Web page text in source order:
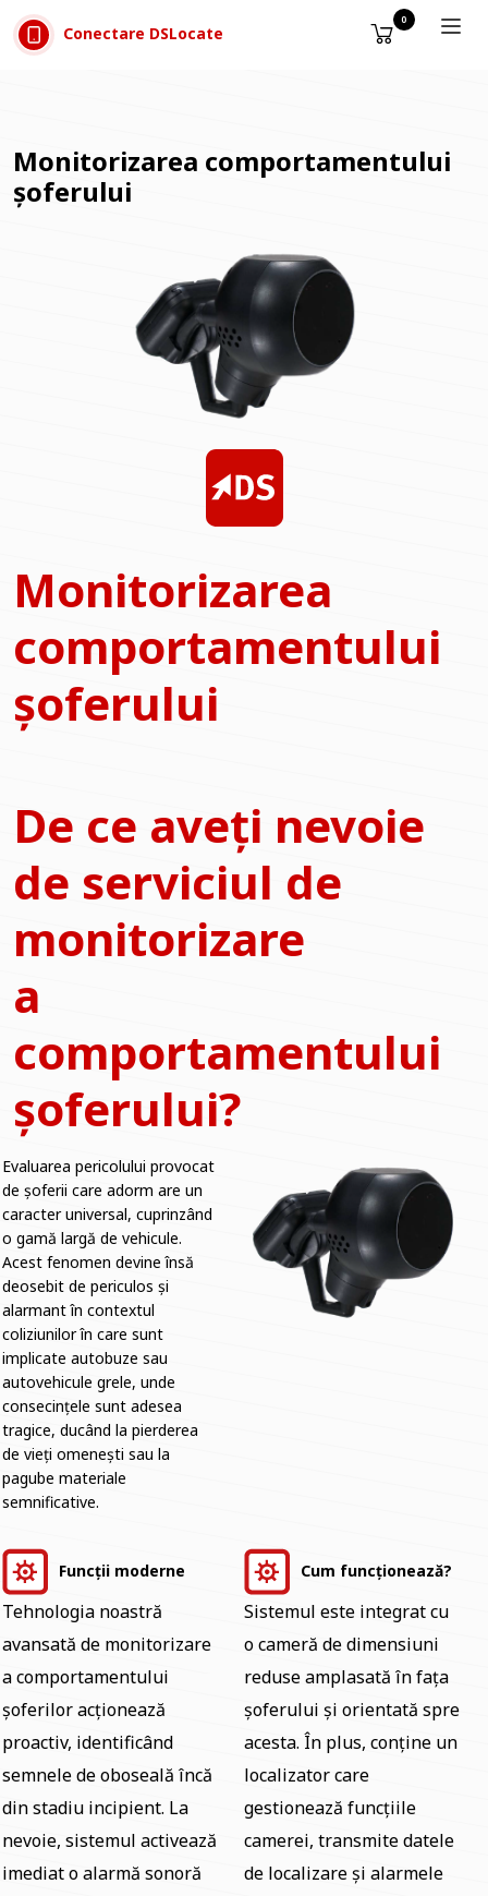
Sari la conținut
Conectare DSLocate
0
Monitorizarea comportamentului
șoferului
Monitorizarea
comportamentului
șoferului
De ce aveți nevoie
de serviciul de
monitorizare
a
comportamentului
șoferului?
Evaluarea pericolului provocat
de șoferii care adorm are un
caracter universal, cuprinzând
o gamă largă de vehicule.
Acest fenomen devine însă
deosebit de periculos și
alarmant în contextul
coliziunilor în care sunt
implicate autobuze sau
autovehicule grele, unde
consecințele sunt adesea
tragice, ducând la pierderea
de vieți omenești sau la
pagube materiale
semnificative.
Funcții moderne
Tehnologia noastră
avansată de monitorizare
a comportamentului
șoferilor acționează
proactiv, identificând
semnele de oboseală încă
din stadiu incipient. La
nevoie, sistemul activează
imediat o alarmă sonoră
Cum funcționează?
Sistemul este integrat cu
o cameră de dimensiuni
reduse amplasată în fața
șoferului și orientată spre
acesta. În plus, conține un
localizator care
gestionează funcțiile
camerei, transmite datele
de localizare și alarmele